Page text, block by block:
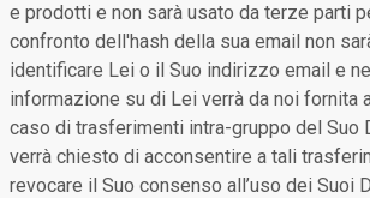
e prodotti e non sarà usato da terze parti
confronto dell'hash della sua email non
identificare Lei o il Suo indirizzo email e
informazione su di Lei verrà da noi fornita
caso di trasferimenti intra-gruppo del Suo
verrà chiesto di acconsentire a tali
revocare il Suo consenso all’uso dei Suoi